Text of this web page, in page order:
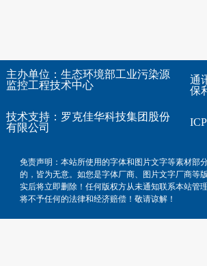
主办单位：生态环境部工业污染源
监控工程技术中心
技术支持： 罗克佳华科技集团股份
有限公司
通
保
免责声明：本站所使用的字体和图片文字等素材部
的，皆为无意。如您是字体厂商、图片文字厂商等
实后将立即删除！任何版权方从未通知联系本站管
将不予任何的法律和经济赔偿！敬请谅解！